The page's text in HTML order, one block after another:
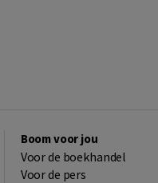
Boom voor jou
Voor de boekhandel
Voor de pers